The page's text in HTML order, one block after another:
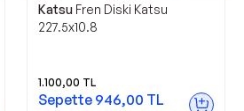
Katsu Fren Diski Katsu
227.5x10.8
1.100,00 TL
Sepette 946,00 TL